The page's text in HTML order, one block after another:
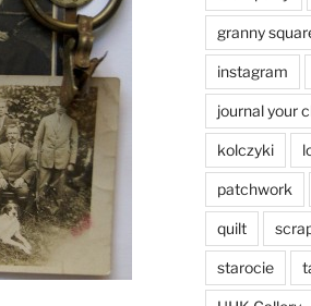
granny
instagram
journal your
kolczyki
patchwork
quilt
starocie